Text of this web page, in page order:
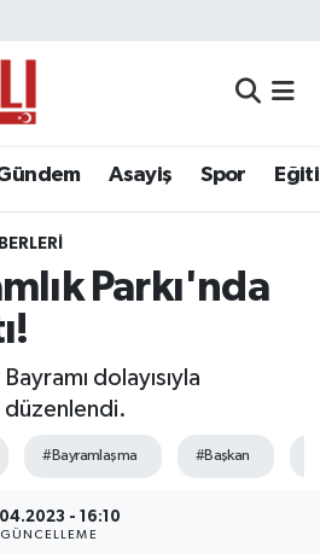
Asayiş Spor
Parkı'nda
dolayısıyla
düzenlendi.
#Bayramlaşma #Başkan
- 16:10
GÜNCELLEME
Eczaneler
Vakitleri
Haritası
ve Fikstür